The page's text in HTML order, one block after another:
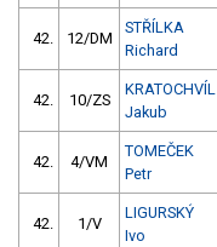
42. 12/DM
STŘÍLKA
Richard
42. 10/ZS
KRATOCHVÍL
Jakub
42. 4/VM
TOMEČEK
Petr
42. 1/V
LIGURSKÝ
Ivo